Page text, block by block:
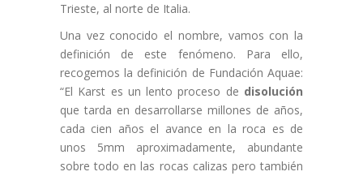
Trieste, al norte de Italia.
Una vez conocido el nombre, vamos con la
definición de este fenómeno. Para ello,
recogemos la definición de Fundación Aquae:
“El Karst es un lento proceso de disolución
que tarda en desarrollarse millones de años,
cada cien años el avance en la roca es de
unos 5mm aproximadamente, abundante
sobre todo en las rocas calizas pero también